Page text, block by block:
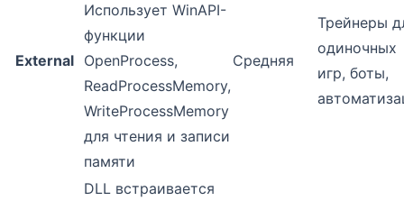
External
Использует WinAPI-
функции
OpenProcess,
ReadProcessMemory,
WriteProcessMemory
для чтения и записи
памяти
Средняя
Трейнеры
одиночных
игр, боты,
DLL встраивается